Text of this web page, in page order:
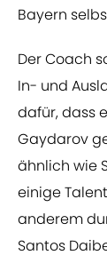
Bayern
Der Coach
In- und
dafür, dass
Gaydarov
ähnlich wie
einige
anderem
Santos